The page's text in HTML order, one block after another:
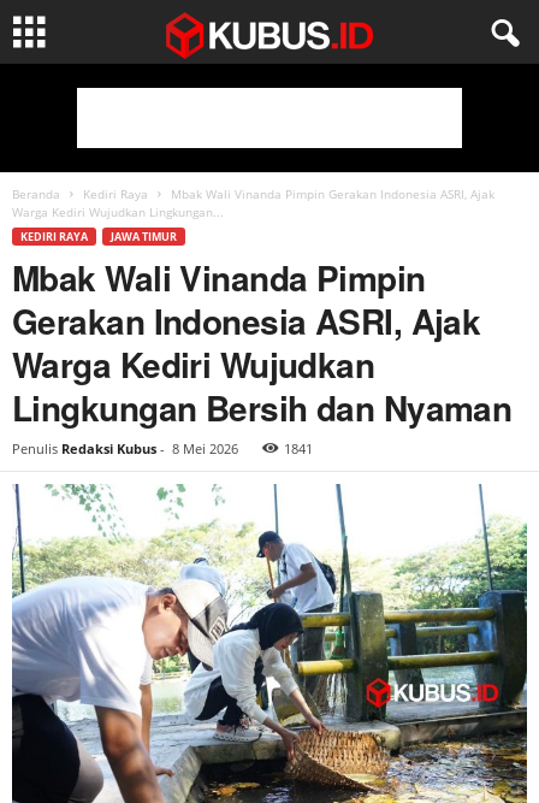
Beranda Kediri Raya
Mbak Wali Vinanda Pimpin Gerakan Indonesia ASRI, Ajak
Warga Kediri Wujudkan Lingkungan...
KEDIRI RAYA JAWA TIMUR
Mbak Wali Vinanda Pimpin
Gerakan Indonesia ASRI, Ajak
Warga Kediri Wujudkan
Lingkungan Bersih dan Nyaman
Penulis Redaksi Kubus - 8 Mei 2026 1841